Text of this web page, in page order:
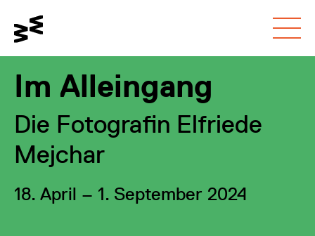
Im Alleingang
Die Fotografin Elfriede
Mejchar
18. April – 1. September 2024